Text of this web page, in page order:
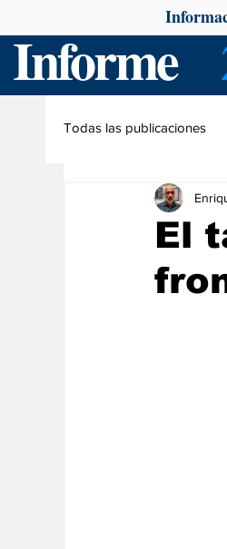
Informe
Todas las publicaciones
El